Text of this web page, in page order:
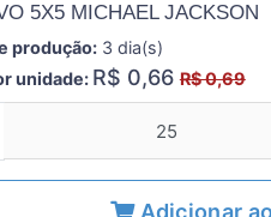
5X5 MICHAEL JACKSON
produção:3 dia(s)
unidade: R$ 0,66R$ 0,69
Adicionar